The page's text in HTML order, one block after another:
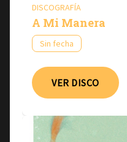
DISCOGRAFÍA
A Mi Manera
Sin fecha
VER DISCO